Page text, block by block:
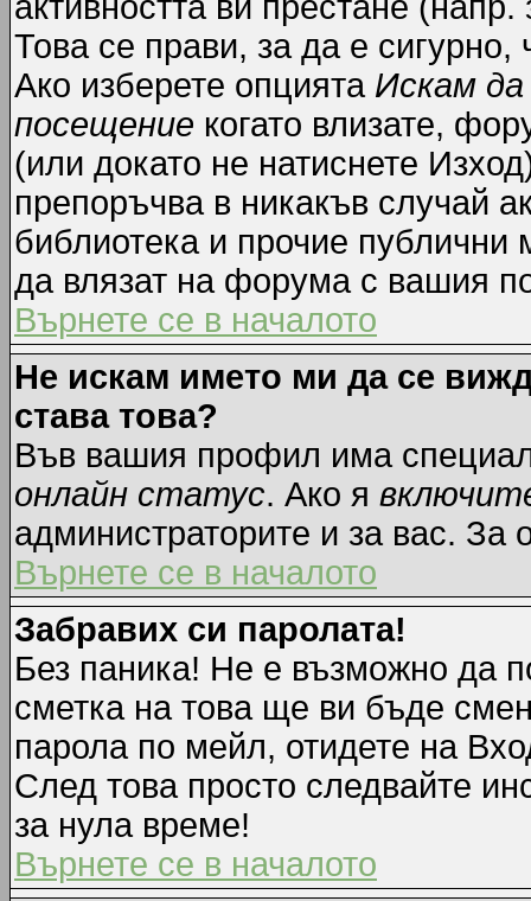
Това се прави, за да е
Ако изберете опцията Искам
посещение когато влизате,
(или докато не натиснете
препоръчва в никакъв случай
библиотека и прочие публични
да влязат на форума с вашия
Върнете се в началото
Не искам името ми да се
става това?
Във вашия профил има
онлайн статус. Ако я
администраторите и за вас. За
Върнете се в началото
Забравих си паролата!
Без паника! Не е възможно да
сметка на това ще ви бъде
парола по мейл, отидете на
След това просто следвайте
за нула време!
Върнете се в началото